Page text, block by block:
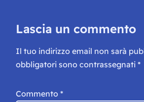
Lascia un commento
Il tuo indirizzo email non sarà
obbligatori sono contrassegnati *
Commento *